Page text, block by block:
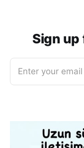
Sign up
Enter your email